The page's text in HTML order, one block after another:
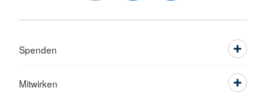
Spenden
Mitwirken